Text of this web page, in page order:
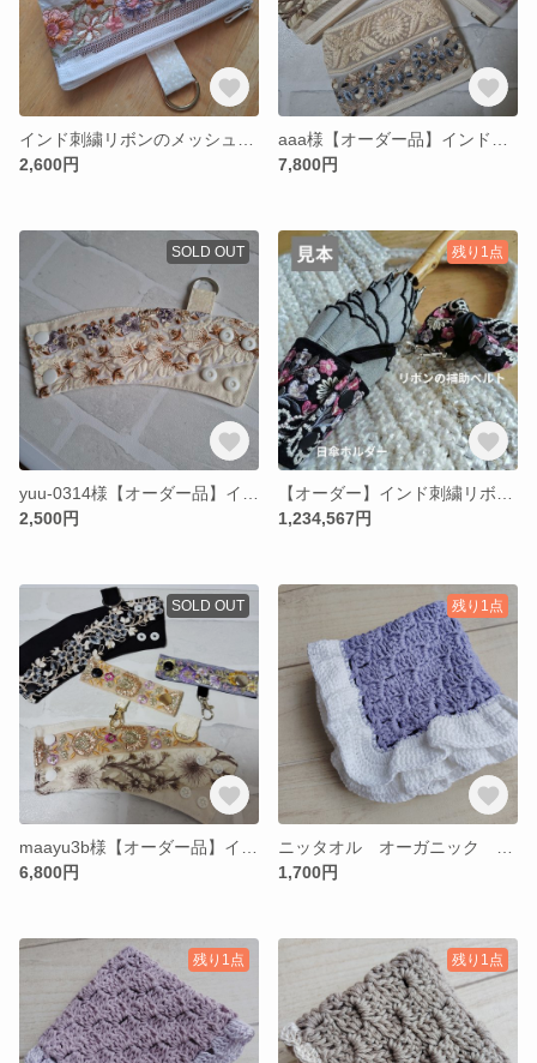
2,600円
7,800円
SOLD OUT
2,500円
残り1点
1,234,567円
SOLD OUT
6,800円
残り1点
1,700円
残り1点 残り1点